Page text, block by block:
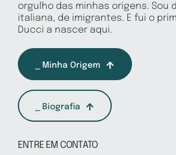
orgulho das minhas origens. Sou
italiana, de imigrantes. E fui o
Ducci a nascer aqui.
⎯ Minha Origem
⎯ Biografia
ENTRE EM CONTATO